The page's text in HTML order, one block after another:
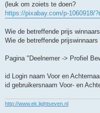
(leuk om zoiets te doen?
https://pixabay.com/p-1060918/
Wie de betreffende prijs
Wie de betreffende
Pagina "Deelnemer -> Profiel
id Login naam Voor en
id gebruikersnaam Voor- en
http://www.ek.lightseven.nl